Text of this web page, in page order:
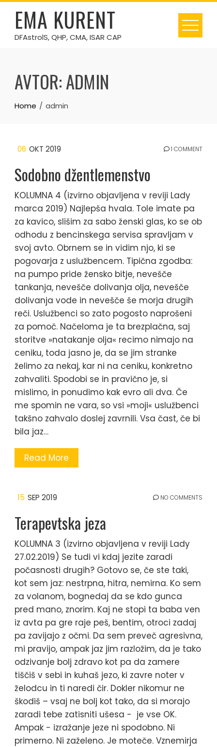
Skip
contentEMA KURENT
DFAstrolS, QHP, CMA, ISAR CAP
AVTOR:ADMIN
Home admin
06 OKT 2019 1 COMMENT
Sodobno džentlemenstvo
KOLUMNA 4 (izvirno objavljena v reviji Lady
marca 2019) Najlepša hvala. Tole imate pa
za kavico, slišim za sabo ženski glas, ko se ob
odhodu z bencinskega servisa spravljam v
svoj avto. Obrnem se in vidim njo, ki se
pogovarja z uslužbencem. Tipična zgodba:
na pumpo pride žensko bitje, nevešče
tankanja, nevešče dolivanja olja, nevešče
dolivanja vode in nevešče še morja drugih
reči. Uslužbenci so zato pogosto naprošeni
za pomoč. Načeloma je ta brezplačna, saj
storitve »natakanje olja« recimo nimajo na
ceniku, toda jasno je, da se jim stranke
želimo za nekaj, kar ni na ceniku, konkretno
zahvaliti. Spodobi se in pravično je, si
mislimo, in ponudimo kak evro ali dva. Če
me spomin ne vara, so vsi »moji« uslužbenci
takšno zahvalo doslej zavrnili. Vsa čast, če bi
bila jaz…
Read More
15 SEP 2019 NO COMMENTS
Terapevtska jeza
KOLUMNA 3 (izvirno objavljena v reviji Lady
27.02.2019) Se tudi vi kdaj jezite zaradi
počasnosti drugih? Gotovo se, če ste taki,
kot sem jaz: nestrpna, hitra, nemirna. Ko sem
za volanom, bognedaj da se kdo gunca
pred mano, znorim. Kaj ne stopi ta baba ven
iz avta pa gre raje peš, bentim, otroci zadaj
pa zavijajo z očmi. Da sem preveč agresivna,
mi pravijo, ampak jaz jim razložim, da je tako
odzivanje bolj zdravo kot pa da zamere
tiščiš v sebi in kuhaš jezo, ki zavre noter v
želodcu in ti naredi čir. Dokler nikomur ne
škodiš – vsaj ne bolj kot tako, da si morajo
zaradi tebe zatisniti ušesa - je vse OK.
Ampak - izražanje jeze ni spodobno. Ni
primerno. Ni zaželeno. Je moteče. Vznemirja